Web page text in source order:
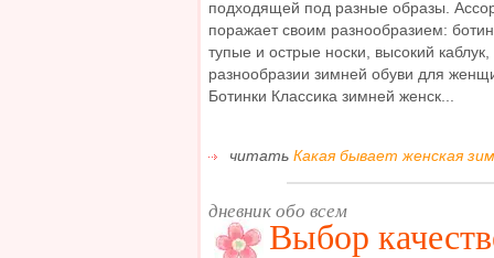
подходящей под разные образы.
поражает своим разнообразием:
тупые и острые носки, высокий
разнообразии зимней обуви для
Ботинки Классика зимней женск...
читать Какая бывает женская
дневник обо всем
Выбор